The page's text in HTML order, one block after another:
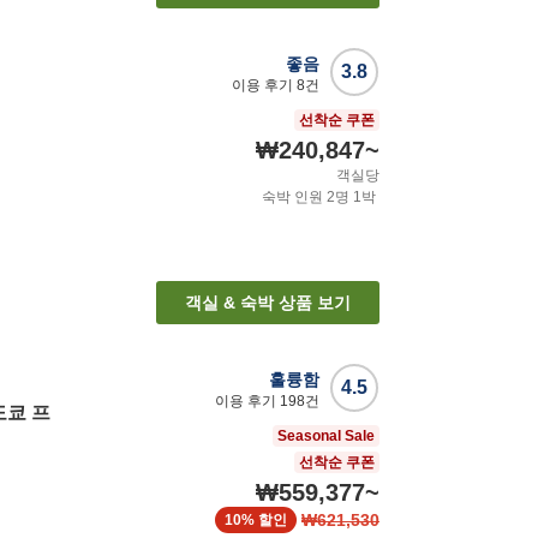
3.8
좋음
이용 후기 8건
선착순 쿠폰
₩240,847~
객실당
숙박 인원 2명 1박
객실 & 숙박 상품 보기
쿄 프
4.5
훌륭함
이용 후기 198건
Seasonal Sale
선착순 쿠폰
₩559,377~
₩621,530
10% 할인